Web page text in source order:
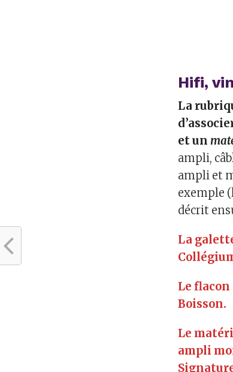
Hifi,
La
et un
ampli,
ampli et
exemple
décrit
La
Le flacon
Boisson.
Le
ampli